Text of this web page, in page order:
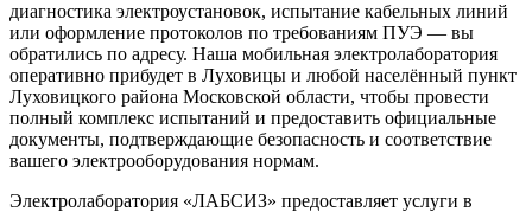
диагностика электроустановок, испытание кабельных линий
или оформление протоколов по требованиям ПУЭ — вы
обратились по адресу. Наша мобильная электролаборатория
оперативно прибудет в Луховицы и любой населённый пункт
Луховицкого района Московской области, чтобы провести
полный комплекс испытаний и предоставить официальные
документы, подтверждающие безопасность и соответствие
вашего электрооборудования нормам.
Электролаборатория «ЛАБСИЗ» предоставляет услуги в